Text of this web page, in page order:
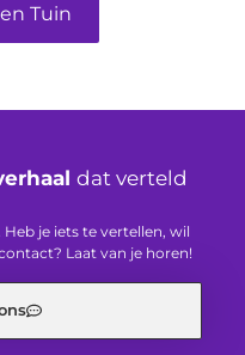
Tuin
dat verteld
je iets te vertellen, wil
Laat van je horen!